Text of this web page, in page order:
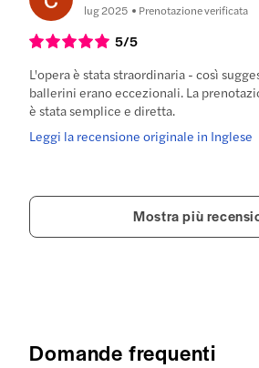
lug 2025 Prenotazione verificata
5/5
L'opera è stata straordinaria - così
ballerini erano eccezionali. La
è stata semplice e diretta.
Leggi la recensione originale in Inglese
Mostra più
Domande frequenti